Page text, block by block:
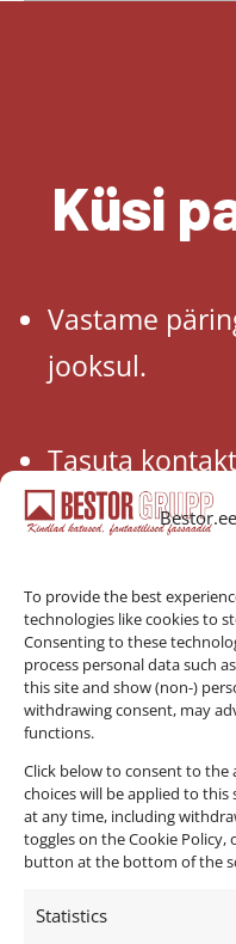
To provide the best
technologies like cookies to
Consenting to these
process personal data such
this site and show (non-)
withdrawing consent, may
functions.
Click below to consent to the
choices will be applied to this
at any time, including
toggles on the Cookie
button at the bottom of the
Statistics
Küsi
Vastame
jooksul.
Tasuta